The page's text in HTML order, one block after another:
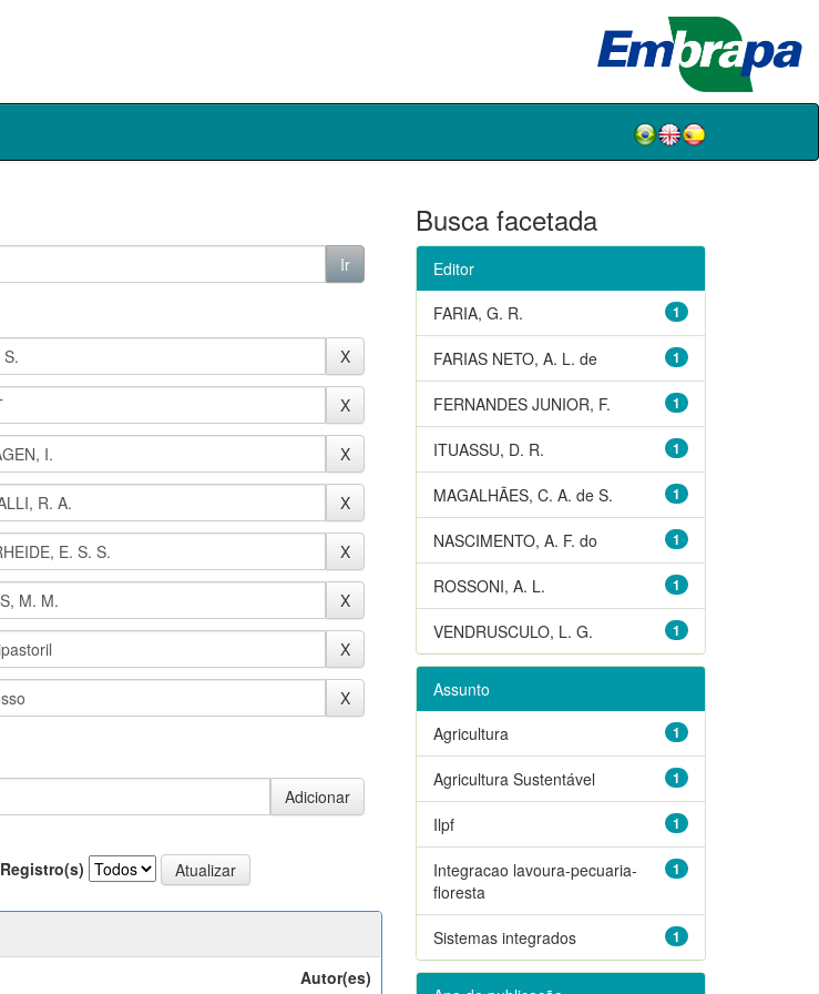
Registro(s)
Autor(es)
Busca facetada
Editor
1
FARIA, G. R.
1
FARIAS NETO, A. L. de
1
FERNANDES JUNIOR, F.
1
ITUASSU, D. R.
1
MAGALHÃES, C. A. de S.
1
NASCIMENTO, A. F. do
1
ROSSONI, A. L.
1
VENDRUSCULO, L. G.
Assunto
1
Agricultura
1
Agricultura Sustentável
1
Ilpf
1
Integracao lavoura-pecuaria-
floresta
1
Sistemas integrados